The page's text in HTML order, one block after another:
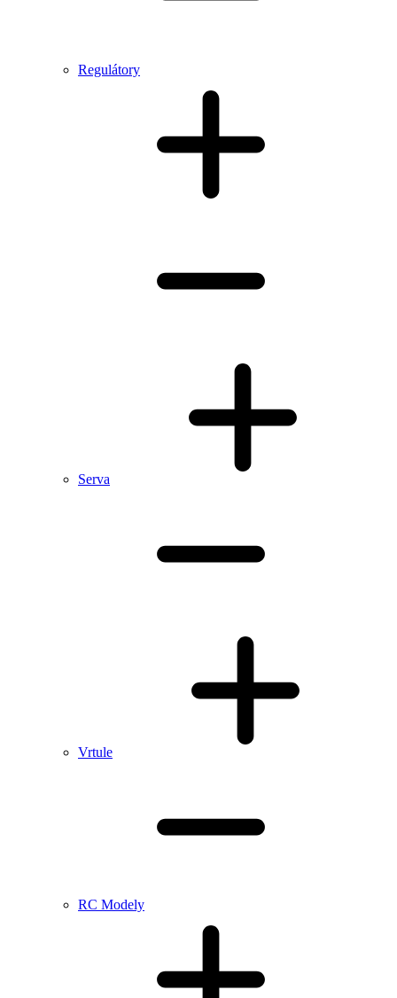
Regulátory
Serva
Vrtule
RC Modely